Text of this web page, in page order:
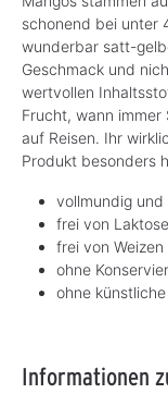
schonend bei unter
wunderbar satt-
Geschmack und
wertvollen
Frucht, wann immer
auf Reisen. Ihr
Produkt besonders
vollmundig
frei von
frei von Weizen
ohne
ohne
Informationen